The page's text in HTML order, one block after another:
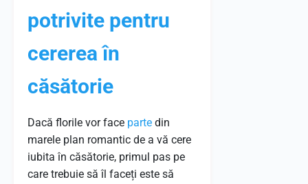
potrivite pentru
cererea în
căsătorie
Dacă florile vor face parte din
marele plan romantic de a vă cere
iubita în căsătorie, primul pas pe
care trebuie să îl faceți este să